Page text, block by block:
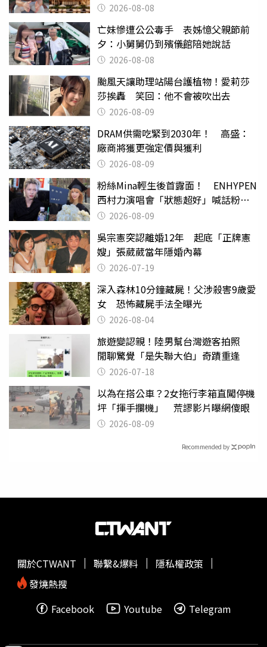
2026-08-08
亡妹慘遭公公毒手 表姊憶父親節前
夕：小舅舅仍到殯儀館陪她說話
2026-08-08
颱風天讓助理站陽台護植物！愛莉莎
莎挨轟 笑回：他不會被吹出去
2026-08-09
DRAM供需吃緊到2030年！ 高盛：
廠商將獲更強定價與獲利
2026-08-09
粉絲Mina輕生後首露面！ ENHYPEN
西村力演唱會「狀態超好」喊話粉
絲：我們心意相通
2026-08-09
吳宗憲突認離婚12年 起底「正牌憲
嫂」張葳葳當年隱婚內幕
2026-07-19
深入森林10分鐘藏屍！父涉殺害9歲愛
女 恐怖藏屍手法全曝光
2026-08-04
旅遊變認親！陸男幫台灣遊客拍照
閒聊驚覺「是失聯大伯」奇蹟重逢
2026-07-18
以為在搭公車？2女拖行李箱直闖停機
坪「揮手攔機」 荒謬影片曝網傻眼
2026-08-09
Recommended by
關於CTWANT 聯繫&爆料
隱私權政策
發燒熱搜
Facebook
Youtube Telegram